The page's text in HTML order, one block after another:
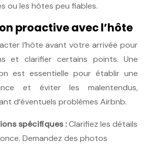
ou les hôtes peu fiables.
proactive avec l’hôte
l’hôte avant votre arrivée pour
et clarifier certains points. Une
est essentielle pour établir une
et éviter les malentendus,
d’éventuels problèmes Airbnb.
spécifiques :Clarifiez les détails
Demandez des photos